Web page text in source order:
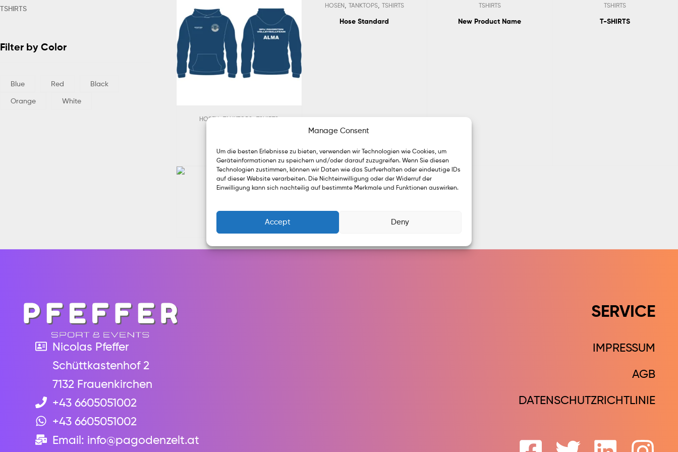
Manage Consent
Um die besten Erlebnisse zu bieten, verwenden wir Technologien wie Cookies, um
Geräteinformationen zu speichern und/oder darauf zuzugreifen. Wenn Sie diesen
Technologien zustimmen, können wir Daten wie das Surfverhalten oder eindeutige IDs
auf dieser Website verarbeiten. Die Nichteinwilligung oder der Widerruf der
Einwilligung kann sich nachteilig auf bestimmte Merkmale und Funktionen auswirken.
Accept Deny
HOSEN,TANKTOPS,TSHIRTS
HOSEN, TANKTOPS, TSHIRTS
Hose Standard
TSHIRTS
New Product Name
TSHIRTS
T-SHIRTS
TSHIRTS
TSHIRTS
Filter by Color
Blue Red
Black
Orange
White
Nicolas Pfeffer
Schüttkastenhof 2
7132 Frauenkirchen
+43 6605051002
+43 6605051002
Email: info@pagodenzelt.at
SERVICE
IMPRESSUM
AGB
DATENSCHUTZRICHTLINIE